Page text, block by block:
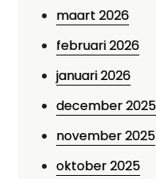
maart 2026
februari 2026
januari 2026
december 2025
november 2025
oktober 2025